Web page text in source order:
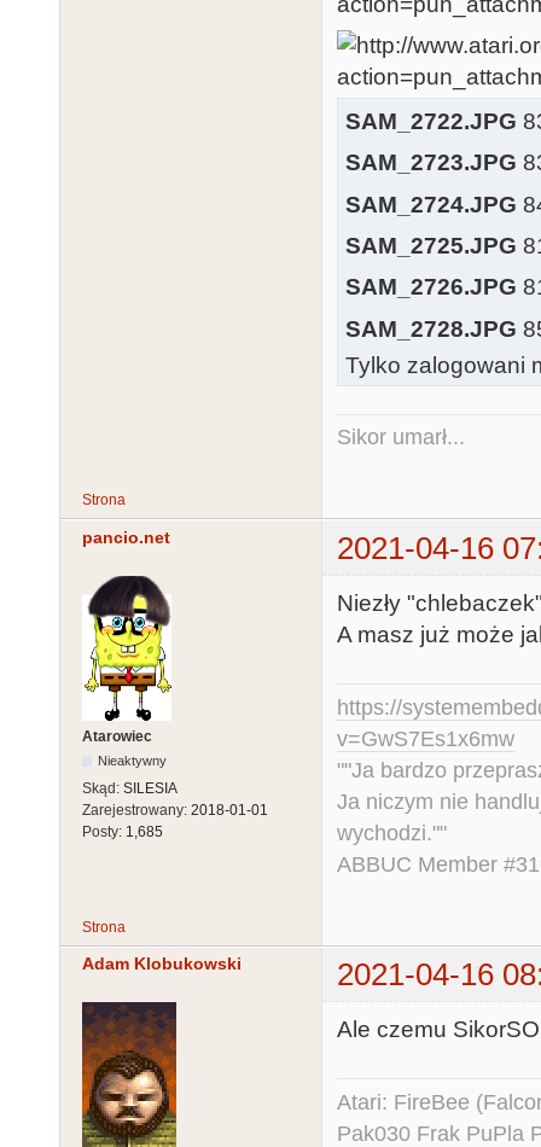
SAM_2722.JPG
SAM_2723.JPG
SAM_2724.JPG
SAM_2725.JPG
SAM_2726.JPG
SAM_2728.JPG
Tylko zalogowani
Sikor umarł...
Strona
pancio.net 2021-04-16
Atarowiec
Nieaktywny
Skąd: SILESIA
Zarejestrowany: 2018-01-01
Posty: 1,685
Niezły
A masz już może
https://
v=GwS7Es1x6mw
""Ja bardzo
Ja niczym nie
wychodzi.""
ABBUC Member
Strona
Adam Klobukowski 2021-04-16
Ale czemu
Atari: FireBee
Pak030 Frak PuPla